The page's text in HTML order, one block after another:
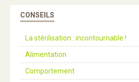
CONSEILS
La stérilisation : incontournable !
Alimentation
Comportement